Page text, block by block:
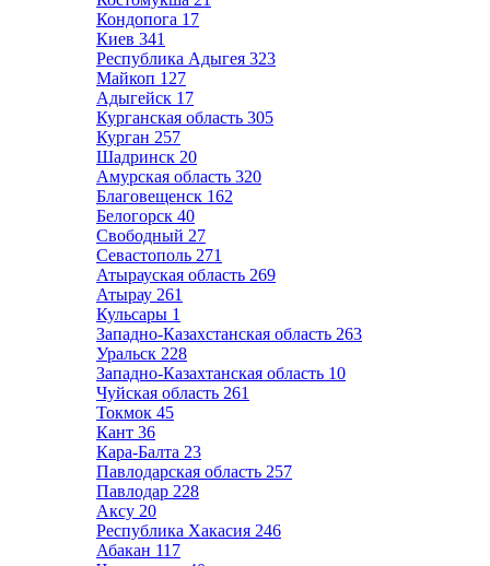
Кондопога 17
Киев 341
Республика Адыгея 323
Майкоп 127
Адыгейск 17
Курганская область 305
Курган 257
Шадринск 20
Амурская область 320
Благовещенск 162
Белогорск 40
Свободный 27
Севастополь 271
Атырауская область 269
Атырау 261
Кульсары 1
Западно-Казахстанская область 263
Уральск 228
Западно-Казахтанская область 10
Чуйская область 261
Токмок 45
Кант 36
Кара-Балта 23
Павлодарская область 257
Павлодар 228
Аксу 20
Республика Хакасия 246
Абакан 117